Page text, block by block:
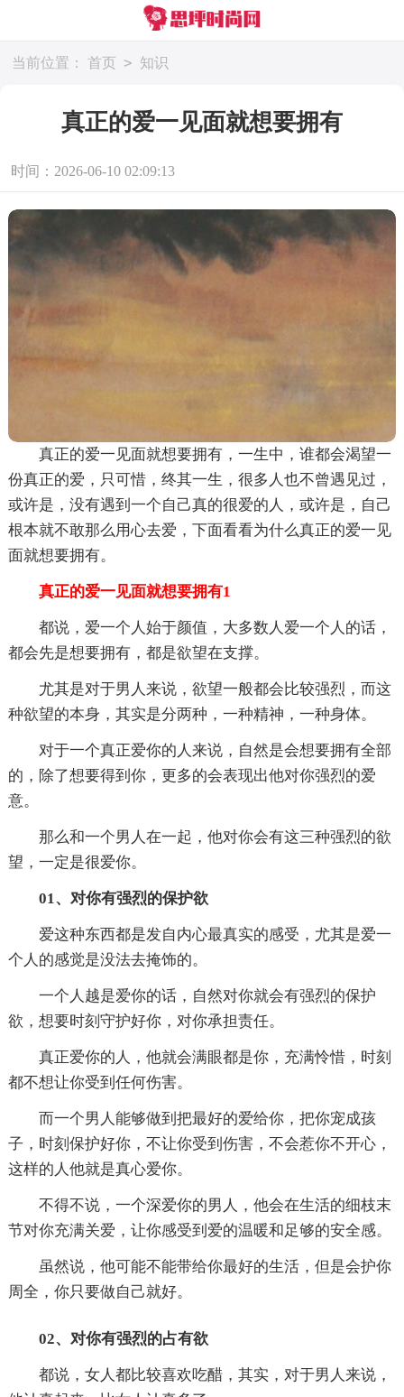
当前位置： 首页 > 知识
真正的爱一见面就想要拥有
时间：2026-06-10 02:09:13
真正的爱一见面就想要拥有，一生中，谁都会渴望一
份真正的爱，只可惜，终其一生，很多人也不曾遇见过，
或许是，没有遇到一个自己真的很爱的人，或许是，自己
根本就不敢那么用心去爱，下面看看为什么真正的爱一见
面就想要拥有。
真正的爱一见面就想要拥有1
都说，爱一个人始于颜值，大多数人爱一个人的话，
都会先是想要拥有，都是欲望在支撑。
尤其是对于男人来说，欲望一般都会比较强烈，而这
种欲望的本身，其实是分两种，一种精神，一种身体。
对于一个真正爱你的人来说，自然是会想要拥有全部
的，除了想要得到你，更多的会表现出他对你强烈的爱
意。
那么和一个男人在一起，他对你会有这三种强烈的欲
望，一定是很爱你。
01、对你有强烈的保护欲
爱这种东西都是发自内心最真实的感受，尤其是爱一
个人的感觉是没法去掩饰的。
一个人越是爱你的话，自然对你就会有强烈的保护
欲，想要时刻守护好你，对你承担责任。
真正爱你的人，他就会满眼都是你，充满怜惜，时刻
都不想让你受到任何伤害。
而一个男人能够做到把最好的爱给你，把你宠成孩
子，时刻保护好你，不让你受到伤害，不会惹你不开心，
这样的人他就是真心爱你。
不得不说，一个深爱你的男人，他会在生活的细枝末
节对你充满关爱，让你感受到爱的温暖和足够的安全感。
虽然说，他可能不能带给你最好的生活，但是会护你
周全，你只要做自己就好。
02、对你有强烈的占有欲
都说，女人都比较喜欢吃醋，其实，对于男人来说，